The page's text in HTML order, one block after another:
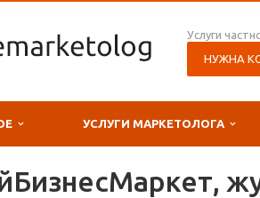
Услуги
НУЖНА
УСЛУГИ МАРКЕТОЛОГА